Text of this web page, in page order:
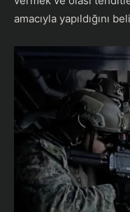
amacıyla yapıldığını